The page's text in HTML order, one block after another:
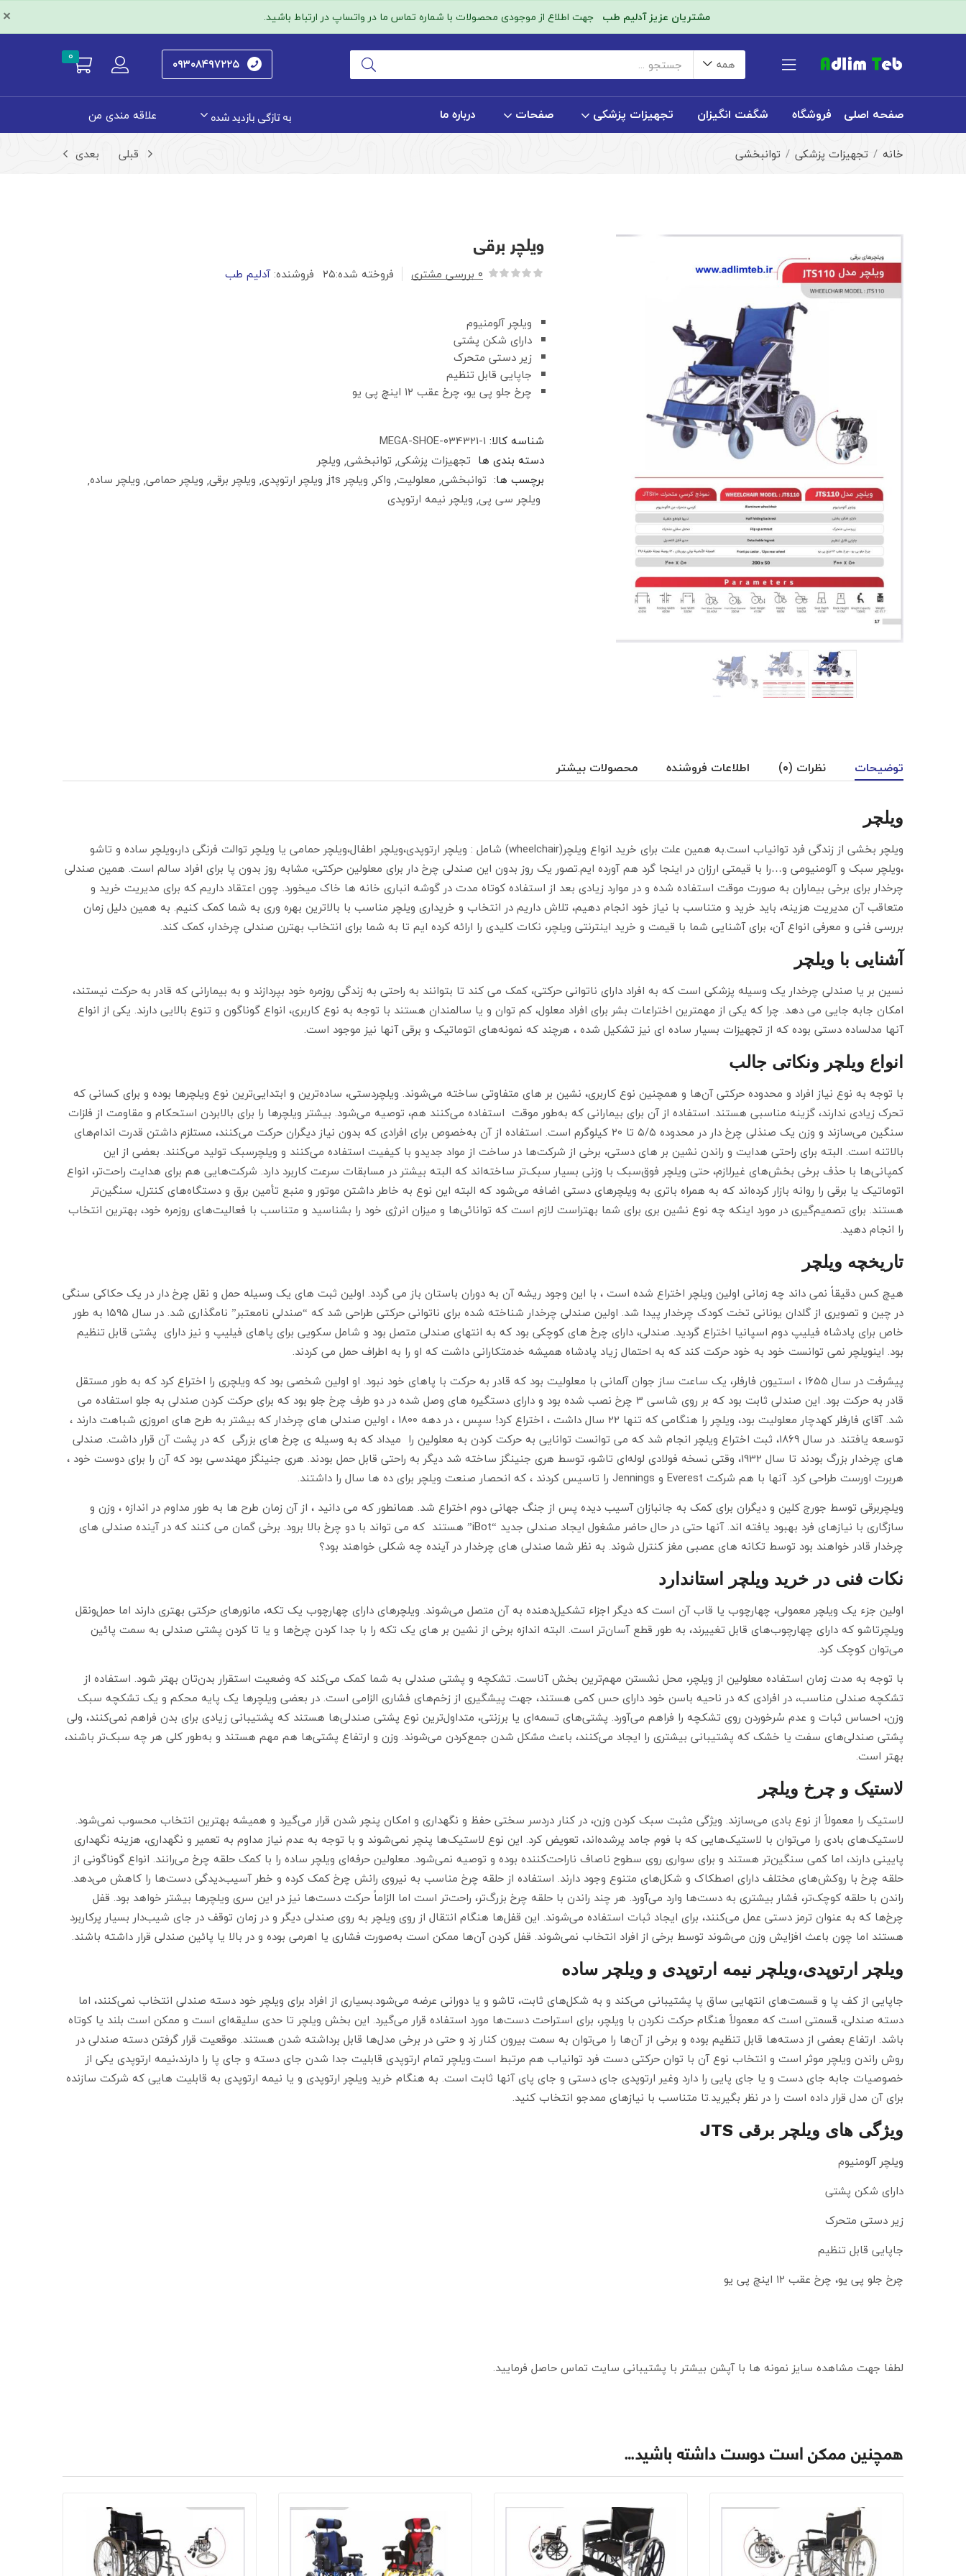
× مشتریان عزیز آدلیم طب جهت اطلاع از موجودی محصولات با شماره تماس ما در واتساپ در ارتباط باشید.
همه ۰۹۳۰۸۴۹۷۲۲۵ 0
صفحه اصلی فروشگاه شگفت انگیزان تجهیزات پزشکی صفحات درباره ما به تازگی بازدید شده علاقه مندی من
خانه تجهیزات پزشکی توانبخشی قبلی بعدی
ویلچر برقی
۰ بررسی مشتری فروخته شده:۲۵ فروشنده:آدلیم طب
ویلچر آلومنیوم
دارای شکن پشتی
زیر دستی متحرک
جاپایی قابل تنظیم
چرخ جلو پی یو، چرخ عقب ۱۲ اینچ پی یو
شناسه کالا: MEGA-SHOE-034321-1
دسته بندی ها تجهیزات پزشکی توانبخشی ویلچر
برچسب ها: توانبخشی معلولیت واکر ویلچر jts ویلچر ارتوپدی ویلچر برقی ویلچر حمامی ویلچر ساده
ویلچر سی پی ویلچر نیمه ارتوپدی
توضیحات نظرات (۰) اطلاعات فروشنده محصولات بیشتر
ویلچر
ویلچر بخشی از زندگی فرد توانیاب است.به همین علت برای خرید انواع ویلچر(wheelchair
) شامل : ویلچر ارتوپدی،ویلچر اطفال،ویلچر حمامی یا ویلچر توالت فرنگی دار،ویلچر ساده و تاشو
،ویلچر سبک و آلومنیومی و…را با قیمتی ارزان در اینجا گرد هم آورده ایم.تصور یک روز بدون این صندلی چرخ دار برای معلولین حرکتی، مشابه روز بدون پا برای افراد سالم است. همین صندلی
چرخدار برای برخی بیماران به صورت موقت استفاده شده و در موارد زیادی بعد از استفاده کوتاه مدت در گوشه انباری خانه ها خاک میخورد. چون اعتقاد داریم که برای مدیریت خرید و
متعاقب آن مدیریت هزینه، باید خرید و متناسب با نیاز خود انجام دهیم، تلاش داریم در انتخاب و خریداری ویلچر مناسب با بالاترین بهره وری به شما کمک کنیم. به همین دلیل زمان
بررسی فنی و معرفی انواع آن، برای آشنایی شما با قیمت و خرید اینترنتی ویلچر، نکات کلیدی را ارائه کرده ایم تا به شما برای انتخاب بهترن صندلی چرخدار، کمک کند.
آشنایی با ویلچر
نسین بر یا صندلی چرخدار یک وسیله پزشکی است که به افراد دارای ناتوانی حرکتی، کمک می کند تا بتوانند به راحتی به زندگی روزمره خود بپردازند و به بیمارانی که قادر به حرکت نیستند،
امکان جابه جایی می دهد. چرا که یکی از مهمترین اختراعات بشر برای افراد معلول، کم توان و یا سالمندان هستند با توجه به نوع کاربری، انواع گوناگون و تنوع بالایی دارند. یکی از انواع
آنها مدلساده دستی بوده که از تجهیزات بسیار ساده ای نیز تشکیل شده ، هرچند که نمونه‌های اتوماتیک و برقی آنها نیز موجود است.
انواع ویلچر ونکاتی جالب
با توجه به نوع نیاز افراد و محدوده حرکتی آن‌ها و همچنین نوع کاربری، نشین بر های متفاوتی ساخته می‌شوند. ویلچردستی، ساده‌ترین و ابتدایی‌ترین نوع ویلچرها بوده و برای کسانی که
تحرک زیادی ندارند، گزینه مناسبی هستند. استفاده از آن برای بیمارانی که به‌طور موقت استفاده می‌کنند هم، توصیه می‌شود. بیشتر ویلچرها را برای بالابردن استحکام و مقاومت از فلزات
سنگین می‌سازند و وزن یک صنذلی چرخ دار در محدوده ۵/۵ تا ۲۰ کیلوگرم است. استفاده از آن به‌خصوص برای افرادی که بدون نیاز دیگران حرکت می‌کنند، مستلزم داشتن قدرت اندام‌های
بالاتنه است. البته برای راحتی هدایت و راندن نشین بر های دستی، برخی از شرکت‌ها در ساخت از مواد جدیدو با کیفیت استفاده می‌کنند و ویلچرسبک تولید می‌کنند. بعضی از این
کمپانی‌ها با حذف برخی بخش‌های غیرلازم، حتی ویلچر فوق‌سبک با وزنی بسیار سبک‌تر ساخته‌اند که البته بیشتر در مسابقات سرعت کاربرد دارد. شرکت‌هایی هم برای هدایت راحت‌تر، انواع
اتوماتیک یا برقی را روانه بازار کرده‌اند که به همراه باتری به ویلچرهای دستی اضافه می‌شود که البته این نوع به خاطر داشتن موتور و منبع تأمین برق و دستگاه‌های کنترل، سنگین‌تر
هستند. برای تصمیم‌گیری در مورد اینکه چه نوع نشین بری برای شما بهتراست لازم است که توانائی‌ها و میزان انرژی خود را بشناسید و متناسب با فعالیت‌های روزمره خود، بهترین انتخاب
را انجام دهید.
تاریخچه ویلچر
هیچ کس دقیقاً نمی داند چه زمانی اولین ویلچر اختراع شده است ، با این وجود ریشه آن به دوران باستان باز می گردد. اولین ثبت های یک وسیله حمل و نقل چرخ دار در یک حکاکی سنگی
در چین و تصویری از گلدان یونانی تخت کودک چرخدار پیدا شد. اولین صندلی چرخدار شناخته شده برای ناتوانی حرکتی طراحی شد که “صندلی نامعتبر” نامگذاری شد. در سال ۱۵۹۵ به طور
خاص برای پادشاه فیلیپ دوم اسپانیا اختراع گردید. صندلی، دارای چرخ های کوچکی بود که به انتهای صندلی متصل بود و شامل سکویی برای پاهای فیلیپ و نیز دارای پشتی قابل تنظیم
بود. اینویلچر نمی توانست خود به خود حرکت کند که به احتمال زیاد پادشاه همیشه خدمتکارانی داشت که او را به اطراف حمل می کردند.
پیشرفت در سال 1655 ، استیون فارفلر، یک ساعت ساز جوان آلمانی با معلولیت بود که قادر به حرکت با پاهای خود نبود. او اولین شخصی بود که ویلچری را اختراع کرد که به طور مستقل
قادر به حرکت بود. این صندلی ثابت بود که بر روی شاسی 3 چرخ نصب شده بود و دارای دستگیره های وصل شده در دو طرف چرخ جلو بود که برای حرکت کردن صندلی به جلو استفاده می
شد. آقای فارفلر کهدچار معلولیت بود، ویلچر را هنگامی که تنها 22 سال داشت ، اختراع کرد! سپس ، در دهه 1800 ، اولین صندلی های چرخدار که بیشتر به طرح های امروزی شباهت دارند ،
توسعه یافتند. در سال 1869، ثبت اختراع ویلچر انجام شد که می توانست توانایی به حرکت کردن به معلولین را میداد که به وسیله ی چرخ های بزرگی که در پشت آن قرار داشت. صندلی
های چرخدار بزرگ بودند تا سال 1932، وقتی نسخه فولادی لوله‌ای تاشو، توسط هری جنینگز ساخته شد دیگر به راحتی قابل حمل بودند. هری جنینگز مهندسی بود که آن را برای دوست خود ،
هربرت اورست طراحی کرد. آنها با هم شرکت Everest و Jennings را تاسیس کردند ، که انحصار صنعت ویلچر برای ده ها سال را داشتند.
ویلچربرقی توسط جورج کلین و دیگران برای کمک به جانبازان آسیب دیده پس از جنگ جهانی دوم اختراع شد. همانطور که می دانید ، از آن زمان طرح ها به طور مداوم در اندازه ، وزن و
سازگاری با نیازهای فرد بهبود یافته اند. آنها حتی در حال حاضر مشغول ایجاد صندلی جدید “iBot” هستند که می تواند با دو چرخ بالا برود. برخی گمان می کنند که در آینده صندلی های
چرخدار قادر خواهند بود توسط تکانه های عصبی مغز کنترل شوند. به نظر شما صندلی های چرخدار در آینده چه شکلی خواهند بود؟
نکات فنی در خرید ویلچر استاندارد
اولین جزء یک ویلچر معمولی، چهارچوب یا قاب آن است که دیگر اجزاء تشکیل‌دهنده به آن متصل می‌شوند. ویلچرهای دارای چهارچوب یک تکه، مانورهای حرکتی بهتری دارند اما حمل‌ونقل
ویلچرتاشو که دارای چهارچوب‌های قابل تغییرند، به طور قطع آسان‌تر است. البته اندازه برخی از نشین بر های یک تکه را با جدا کردن چرخ‌ها و یا تا کردن پشتی صندلی به سمت پائین
می‌توان کوچک کرد.
با توجه به مدت زمان استفاده معلولین از ویلچر، محل نشستن مهم‌ترین بخش آناست. تشکچه و پشتی صندلی به شما کمک می‌کند که وضعیت استقرار بدن‌تان بهتر شود. استفاده از
تشکچه صندلی مناسب، در افرادی که در ناحیه باسن خود دارای حس کمی هستند، جهت پیشگیری از زخم‌های فشاری الزامی است. در بعضی ویلچرها یک پایه محکم و یک تشکچه سبک
وزن، احساس ثبات و عدم سُرخوردن روی تشکچه را فراهم می‌آورد. پشتی‌های تسمه‌ای یا برزنتی، متداول‌ترین نوع پشتی صندلی‌ها هستند که پشتیبانی زیادی برای بدن فراهم نمی‌کنند، ولی
پشتی صندلی‌های سفت یا خشک که پشتیبانی بیشتری را ایجاد می‌کنند، باعث مشکل شدن جمع‌کردن می‌شوند. وزن و ارتفاع پشتی‌ها هم مهم هستند و به‌طور کلی هر چه سبک‌تر باشند،
بهتر است.
لاستیک و چرخ ویلچر
لاستیک را معمولاً از نوع بادی می‌سازند. ویژگی مثبت سبک کردن وزن، در کنار دردسر سختی حفظ و نگهداری و امکان پنچر شدن قرار می‌گیرد و همیشه بهترین انتخاب محسوب نمی‌شود.
لاستیک‌های بادی را می‌توان با لاستیک‌هایی که با فوم جامد پرشده‌اند، تعویض کرد. این نوع لاستیک‌ها پنچر نمی‌شوند و با توجه به عدم نیاز مداوم به تعمیر و نگهداری، هزینه نگهداری
پایینی دارند، اما کمی سنگین‌تر هستند و برای سواری روی سطوح ناصاف ناراحت‌کننده بوده و توصیه نمی‌شود. معلولین حرفه‌ای ویلچر ساده را با کمک حلقه چرخ می‌رانند. انواع گوناگونی از
حلقه چرخ با روکش‌های مختلف دارای اصطکاک و شکل‌های متنوع وجود دارند. استفاده از حلقه چرخ مناسب به نیروی رانش چرخ کمک کرده و خطر آسیب‌دیدگی دست‌ها را کاهش می‌دهد.
راندن با حلقه کوچک‌تر، فشار بیشتری به دست‌ها وارد می‌آورد. هر چند راندن با حلقه چرخ بزرگ‌تر، راحت‌تر است اما الزاماً حرکت دست‌ها نیز در این سری ویلچرها بیشتر خواهد بود. قفل
چرخ‌ها که به عنوان ترمز دستی عمل می‌کنند، برای ایجاد ثبات استفاده می‌شوند. این قفل‌ها هنگام انتقال از روی ویلچر به روی صندلی دیگر و در زمان توقف در جای شیب‌دار بسیار پرکاربرد
هستند اما چون باعث افزایش وزن می‌شوند توسط برخی از افراد انتخاب نمی‌شوند. قفل کردن آن‌ها ممکن است به‌صورت فشاری یا اهرمی بوده و در بالا یا پائین صندلی قرار داشته باشند.
ویلچر ارتوپدی،ویلچر نیمه ارتوپدی و ویلچر ساده
جاپایی از کف پا و قسمت‌های انتهایی ساق پا پشتیبانی می‌کند و به شکل‌های ثابت، تاشو و یا دورانی عرضه می‌شود.بسیاری از افراد برای ویلچر خود دسته صندلی انتخاب نمی‌کنند، اما
دسته صندلی، قسمتی است که معمولاً هنگام حرکت نکردن با ویلچر، برای استراحت دست‌ها مورد استفاده قرار می‌گیرد. این بخش ویلچر تا حدی سلیقه‌ای است و ممکن است بلند یا کوتاه
باشد. ارتفاع بعضی از دسته‌ها قابل تنظیم بوده و برخی از آن‌ها را می‌توان به سمت بیرون کنار زد و حتی در برخی مدل‌ها قابل برداشته شدن هستند. موقعیت قرار گرفتن دسته صندلی در
روش راندن ویلچر موثر است و انتخاب نوع آن با توان حرکتی دست فرد توانیاب هم مرتبط است.ویلچر تمام ارتوپدی قابلیت جدا شدن جای دسته و جای پا را دارند،نیمه ارتوپدی یکی از
خصوصیات جابه جای دست و یا جای پایی را دارد وغیر ارتوپدی جای دستی و جای پای آنها ثابت است. به هنگام خرید ویلچر ارتوپدی و یا نیمه ارتوپدی به قابلیت هایی که شرکت سازنده
برای آن مدل قرار داده است را در نظر بگیرید.تا متناسب با نیازهای ممدجو انتخاب کنید.
ویژگی های ویلچر برقی JTS
ویلچر آلومنیوم
دارای شکن پشتی
زیر دستی متحرک
جاپایی قابل تنظیم
چرخ جلو پی یو، چرخ عقب ۱۲ اینچ پی یو
لطفا جهت مشاهده سایز نمونه ها با آپشن بیشتر با پشتیبانی سایت تماس حاصل فرمایید.
همچنین ممکن است دوست داشته باشید…